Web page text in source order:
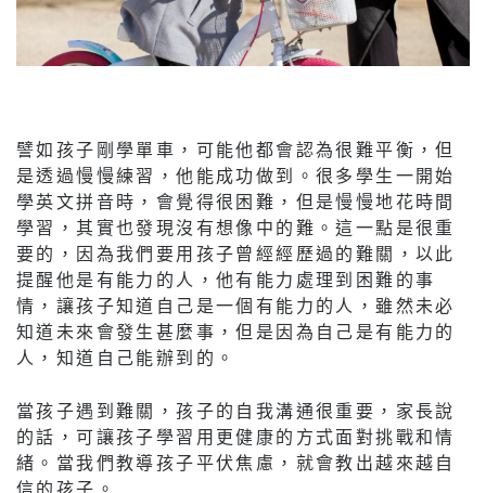
譬如孩子剛學單車，可能他都會認為很難平衡，但
是透過慢慢練習，他能成功做到。很多學生一開始
學英文拼音時，會覺得很困難，但是慢慢地花時間
學習，其實也發現沒有想像中的難。這一點是很重
要的，因為我們要用孩子曾經經歷過的難關，以此
提醒他是有能力的人，他有能力處理到困難的事
情，讓孩子知道自己是一個有能力的人，雖然未必
知道未來會發生甚麼事，但是因為自己是有能力的
人，知道自己能辦到的。
當孩子遇到難關，孩子的自我溝通很重要，家長說
的話，可讓孩子學習用更健康的方式面對挑戰和情
緒。當我們教導孩子平伏焦慮，就會教出越來越自
信的孩子。